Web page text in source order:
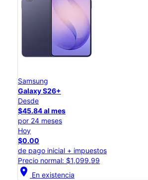
Samsung
Galaxy S26+
Desde
$45.84 al mes
por 24 meses
Hoy
$0.00
de pago inicial + impuestos
Precio normal: $1,099.99
location_on En existencia